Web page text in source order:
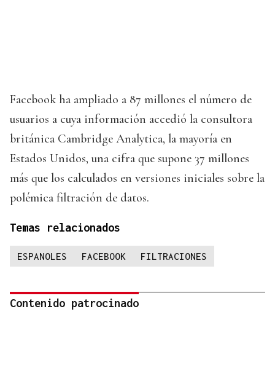
Facebook ha ampliado a 87 millones el número de
usuarios a cuya información accedió la consultora
británica Cambridge Analytica, la mayoría en
Estados Unidos, una cifra que supone 37 millones
más que los calculados en versiones iniciales sobre la
polémica filtración de datos.
Temas relacionados
ESPANOLES FACEBOOK FILTRACIONES
Contenido patrocinado